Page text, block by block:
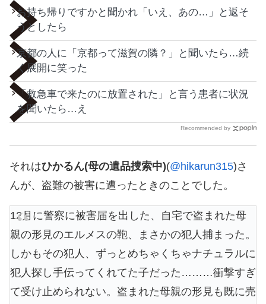
お持ち帰りですかと聞かれ「いえ、あの…」と返そ
うとしたら
京都の人に「京都って滋賀の隣？」と聞いたら…続
く展開に笑った
「救急車で来たのに放置された」と言う患者に状況
を聞いたら…え
Recommended by
それはひかるん(母の遺品捜索中)(@hikarun315)さ
んが、盗難の被害に遭ったときのことでした。
12月に警察に被害届を出した、自宅で盗まれた母
親の形見のエルメスの鞄、まさかの犯人捕まった。
しかもその犯人、ずっとめちゃくちゃナチュラルに
犯人探し手伝ってくれてた子だった………衝撃すぎ
て受け止められない。盗まれた母親の形見も既に売